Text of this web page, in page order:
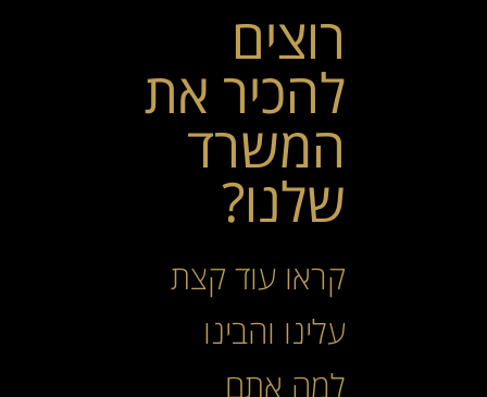
רוצים
להכיר את
המשרד
שלנו?
קראו עוד קצת
עלינו והבינו
למה אתם